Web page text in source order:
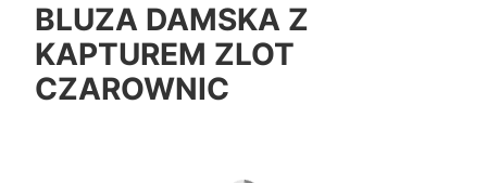
BLUZA DAMSKA Z
KAPTUREM ZLOT
CZAROWNIC